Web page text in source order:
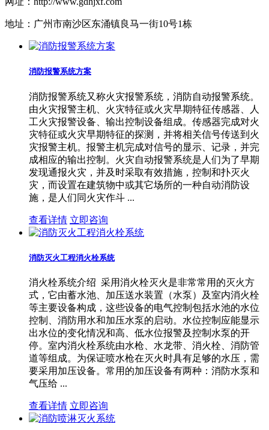
地址：广州市南沙区东涌镇良马一街10号1栋
消防报警系统方案
消防报警系统又称火灾报警系统，消防自动报警系统。
由火灾报警主机、火灾特征或火灾早期特征传感器、人
工火灾报警设备、输出控制设备组成。传感器完成对火
灾特征或火灾早期特征的探测，并将相关信号传送到火
灾报警主机。报警主机完成对信号的显示、记录，并完
成相应的输出控制。火灾自动报警系统是人们为了早期
发现通报火灾，并及时采取有效措施，控制和扑灭火
灾，而设置在建筑物中或其它场所的一种自动消防设
施，是人们同火灾作斗 ...
查看详情 立即咨询
消防灭火工程消火栓系统
消火栓系统介绍 采用消火栓灭火是非常常用的灭火方
式，它由蓄水池、加压送水装置（水泵）及室内消火栓
等主要设备构成，这些设备的电气控制包括水池的水位
控制、消防用水和加压水泵的启动。水位控制应能显示
出水位的变化情况和高、低水位报警及控制水泵的开
停。室内消火栓系统由水枪、水龙带、消火栓、消防管
道等组成。为保证喷水枪在灭火时具有足够的水压，需
要采用加压设备。常用的加压设备有两种：消防水泵和
气压给 ...
查看详情 立即咨询